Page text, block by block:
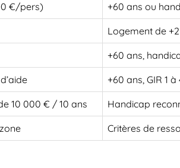
€/pers) +60 ans ou
Logement de
+60 ans,
+60 ans, GIR 1
10 000 € / 10 ans Handicap
Critères de